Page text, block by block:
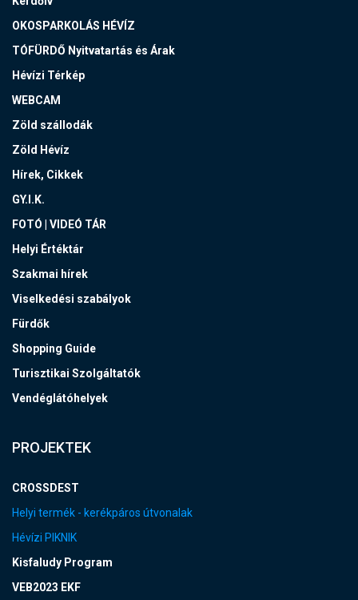
OKOSPARKOLÁS HÉVÍZ
TÓFÜRDŐ Nyitvatartás és Árak
Hévízi Térkép
WEBCAM
Zöld szállodák
Zöld Hévíz
Hírek, Cikkek
GY.I.K.
FOTÓ | VIDEÓ TÁR
Helyi Értéktár
Szakmai hírek
Viselkedési szabályok
Fürdők
Shopping Guide
Turisztikai Szolgáltatók
Vendéglátóhelyek
PROJEKTEK
CROSSDEST
Helyi termék - kerékpáros útvonalak
Hévízi PIKNIK
Kisfaludy Program
VEB2023 EKF